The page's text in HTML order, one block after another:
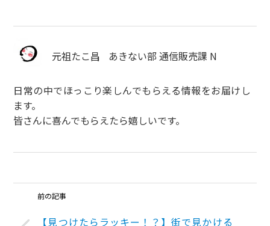
元祖たこ昌 あきない部 通信販売課 N
日常の中でほっこり楽しんでもらえる情報をお届けし
ます。
皆さんに喜んでもらえたら嬉しいです。
前の記事
【見つけたらラッキー！？】街で見かける